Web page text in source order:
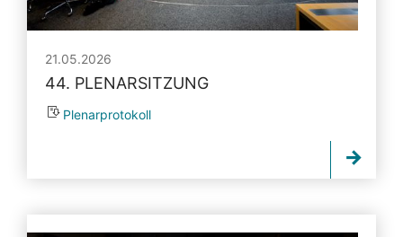
21.05.2026
44. PLENARSITZUNG
Plenarprotokoll